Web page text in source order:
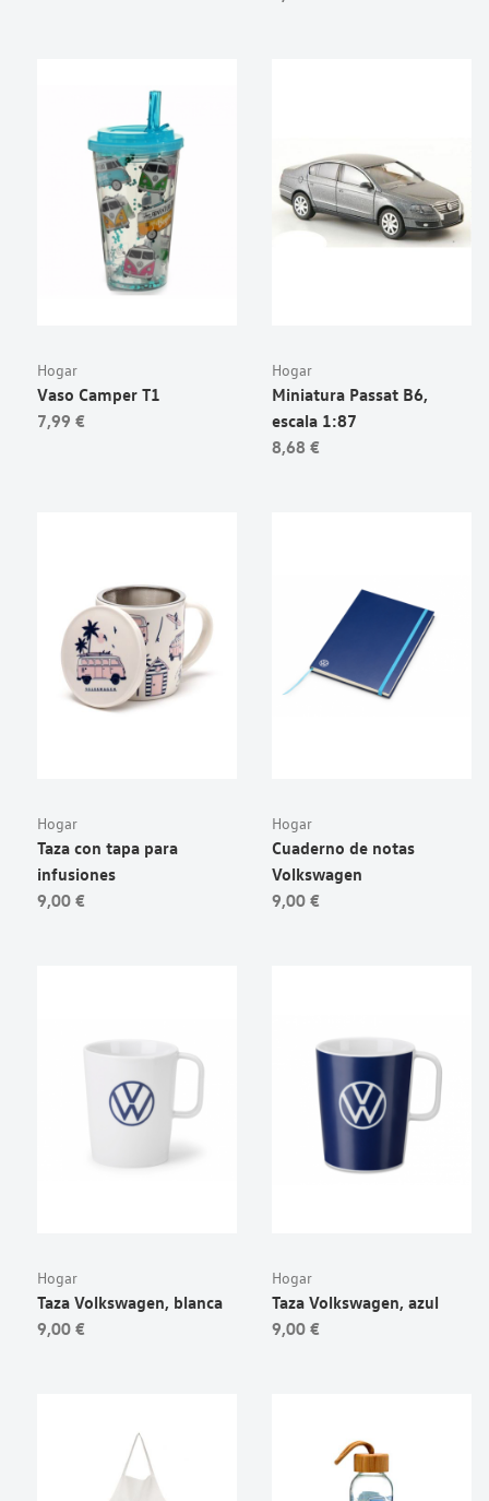
Hogar
Vaso Camper T1
7,99 €
Hogar
Miniatura Passat B6,
escala 1:87
8,68 €
Hogar
Taza con tapa para
infusiones
9,00 €
Hogar
Cuaderno de notas
Volkswagen
9,00 €
Hogar
Taza Volkswagen, blanca
9,00 €
Hogar
Taza Volkswagen, azul
9,00 €